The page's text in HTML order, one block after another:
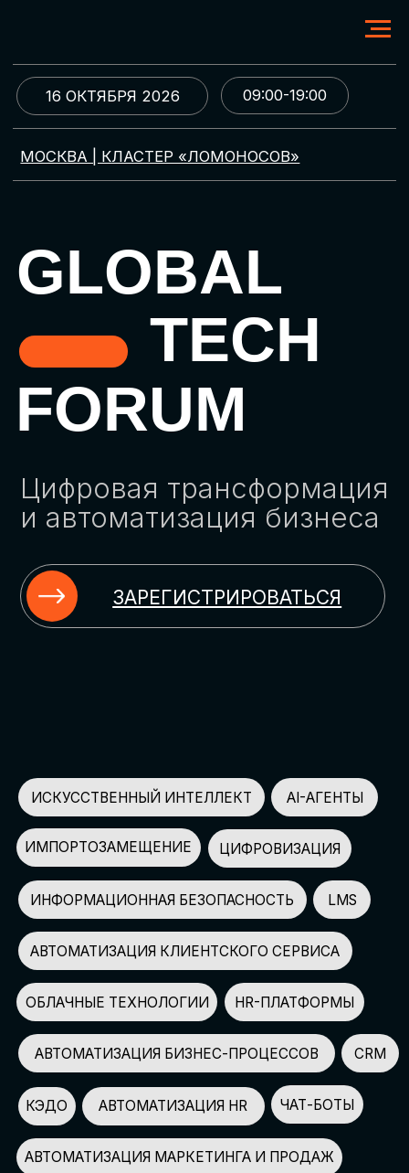
МОСКВА | КЛАСТЕР «ЛОМОНОСОВ»
GLOBAL
TECH
FORUM
Цифровая трансформация
и автоматизация бизнеса
ЗАРЕГИСТРИРОВАТЬСЯ
09:00-19:00
16 ОКТЯБРЯ 2026
ИСКУССТВЕННЫЙ ИНТЕЛЛЕКТ
НЕЙРОСЕТИ ДЛЯ БИЗНЕСА
КЭДО
ЦИФРОВИЗАЦИЯ
АВТОМАТИЗАЦИЯ HR
АВТОМАТИЗАЦИЯ МАРКЕТИНГА И ПРОДАЖ
AI-АССИСТЕНТЫ
ЧАТ-БОТЫ
ИМПОРТОЗАМЕЩЕНИЕ
СПИКЕРОВ
150+
ПАРТНЕРОВ
100+
УЧАСТНИКОВ
2500+